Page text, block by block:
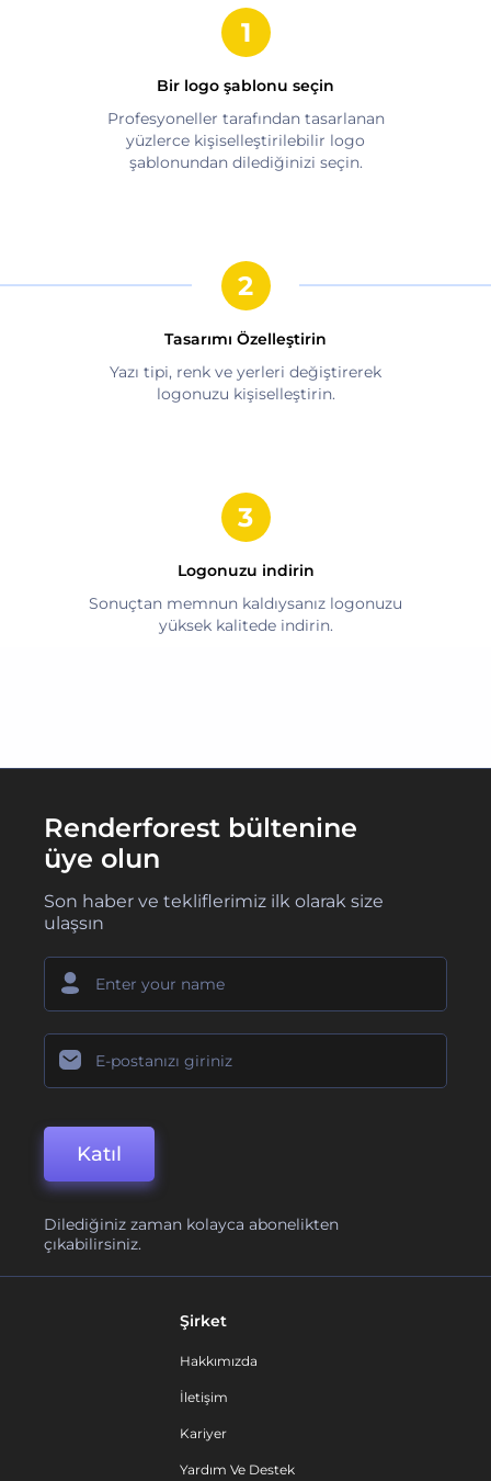
Bir logo şablonu seçin
Profesyoneller tarafından tasarlanan
yüzlerce kişiselleştirilebilir logo
şablonundan dilediğinizi seçin.
Tasarımı Özelleştirin
Yazı tipi, renk ve yerleri değiştirerek
logonuzu kişiselleştirin.
Logonuzu indirin
Sonuçtan memnun kaldıysanız logonuzu
yüksek kalitede indirin.
Renderforest bültenine
üye olun
Son haber ve tekliflerimiz ilk olarak size
ulaşsın
Katıl
Dilediğiniz zaman kolayca abonelikten
çıkabilirsiniz.
Şirket
Hakkımızda
İletişim
Kariyer
Yardım Ve Destek